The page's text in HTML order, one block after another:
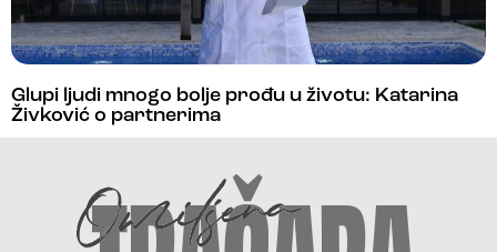
Glupi ljudi mnogo bolje prođu u životu: Katarina
Živković o partnerima